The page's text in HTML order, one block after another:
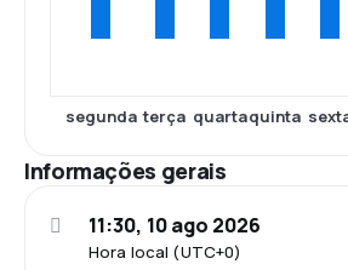
segunda terça quartaquinta
Informações gerais
Hora local (UTC+0)
11:30, 10 ago 2026